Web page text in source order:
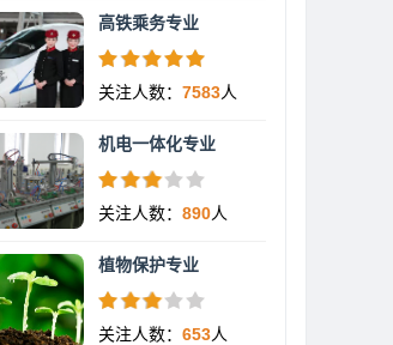
高铁乘务专业
关注人数： 7583人
机电一体化专业
关注人数： 890人
植物保护专业
关注人数： 653人